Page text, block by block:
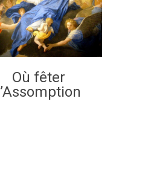
Où fêter
l’Assomption